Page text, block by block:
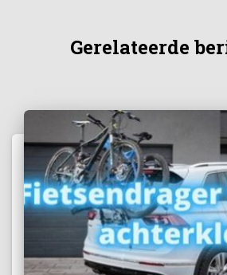
Gerelateerde